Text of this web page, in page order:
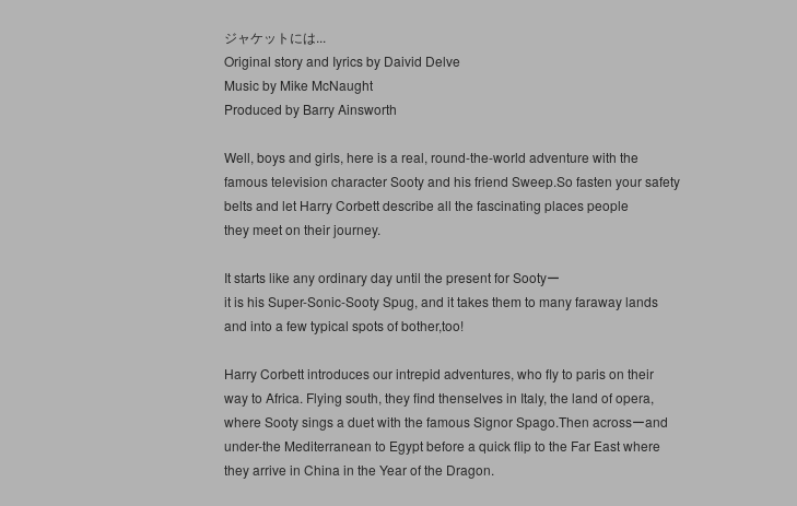
ジャケットには...
Original story and Iyrics by Daivid Delve
Music by Mike McNaught
Produced by Barry Ainsworth
Well, boys and girls, here is a real, round-the-world adventure with the
famous television character Sooty and his friend Sweep.So fasten your safety
belts and let Harry Corbett describe all the fascinating places people
they meet on their journey.
It starts like any ordinary day until the present for Sootyー
it is his Super-Sonic-Sooty Spug, and it takes them to many faraway lands
and into a few typical spots of bother,too!
Harry Corbett introduces our intrepid adventures, who fly to paris on their
way to Africa. Flying south, they find thenselves in Italy, the land of opera,
where Sooty sings a duet with the famous Signor Spago.Then acrossーand
under-the Mediterranean to Egypt before a quick flip to the Far East where
they arrive in China in the Year of the Dragon.